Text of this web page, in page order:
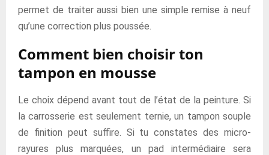
permet de traiter aussi bien une simple remise à neuf
qu’une correction plus poussée.
Comment bien choisir ton
tampon en mousse
Le choix dépend avant tout de l’état de la peinture. Si
la carrosserie est seulement ternie, un tampon souple
de finition peut suffire. Si tu constates des micro-
rayures plus marquées, un pad intermédiaire sera